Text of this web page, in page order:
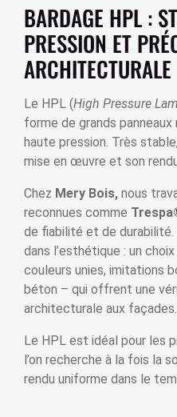
BARDAGE HPL :
PRESSION ET
ARCHITECTURALE
Le HPL (High Pressure
forme de grands
haute pression. Très
mise en œuvre et son
Chez Mery Bois, nous
reconnues comme
de fiabilité et de
dans l’esthétique : un
couleurs unies, imitations
béton – qui offrent une
architecturale aux façades.
Le HPL est idéal pour les
l’on recherche à la fois la
rendu uniforme dans le